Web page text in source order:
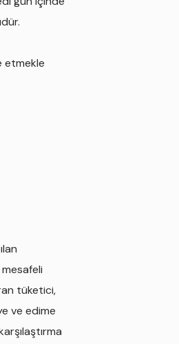
etmekle
tüketici,
ve edime